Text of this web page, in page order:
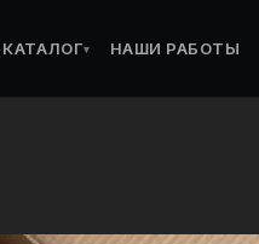
КАТАЛОГ▾ НАШИ РАБОТЫ